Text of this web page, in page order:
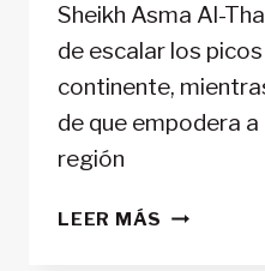
Sheikh Asma Al-
de escalar los
continente,
de que empodera
región
LEER MÁS SHEIKH